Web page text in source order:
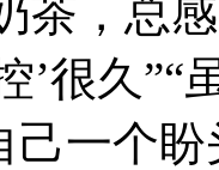
茶，总
’很久
己一个